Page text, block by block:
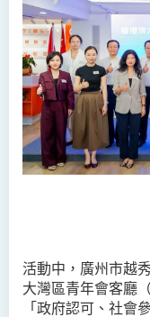
現
活動中，廣州市越
大灣區青年會客廳
「政府認可、社會